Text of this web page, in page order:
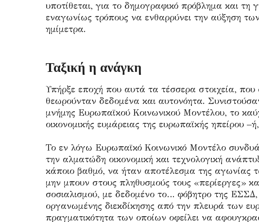
υποτίθεται, για το δημογραφικό πρόβλημα και
εναγωνίως τρόπους να ενθαρρύνει την αύξηση
ημίμετρα.
Ταξική η ανάγκη
Υπήρξε εποχή που αυτά τα τέσσερα στοιχεία, που
θεωρούνταν δεδομένα και αυτονόητα.
μνήμης Ευρωπαϊκού Κοινωνικού Μοντέλου, το
οικονομικής ευμάρειας της ευρωπαϊκής ηπείρου
Το εν λόγω Ευρωπαϊκό Κοινωνικό Μοντέλο
την αλματώδη οικονομική και τεχνολογική
κάποιο βαθμό, να ήταν αποτέλεσμα της αγωνίας
μην μπουν στους πληθυσμούς τους «περίεργες»
σοσιαλισμού, με δεδομένο το… φόβητρο της
οργανωμένης διεκδίκησης από την πλευρά των
πραγματικότητα των οποίων οφείλει να